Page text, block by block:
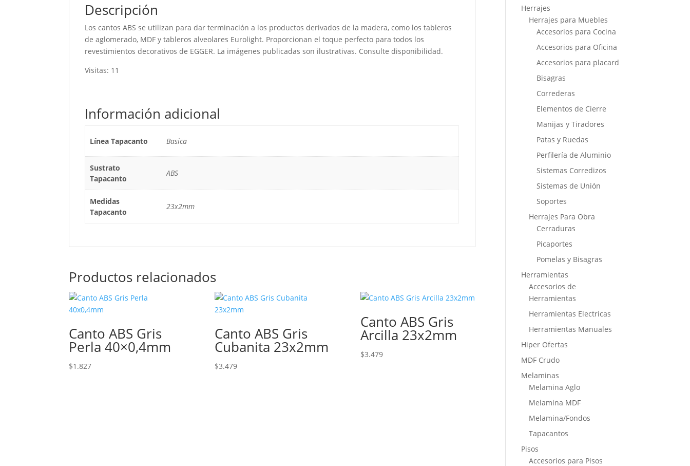
Descripción
Los cantos ABS se utilizan para dar terminación a los productos derivados de la madera, como los tableros
de aglomerado, MDF y tableros alveolares Eurolight. Proporcionan el toque perfecto para todos los
revestimientos decorativos de EGGER. La imágenes publicadas son ilustrativas. Consulte disponibilidad.
Visitas: 11
Información adicional
Línea Tapacanto Basica
Sustrato
Tapacanto
ABS
Medidas
Tapacanto
23x2mm
Productos relacionados
Canto ABS Gris
Perla 40×0,4mm
$1.827
Canto ABS Gris
Cubanita 23x2mm
$3.479
Canto ABS Gris
Arcilla 23x2mm
$3.479
Herrajes
Herrajes para Muebles
Accesorios para Cocina
Accesorios para Oficina
Accesorios para placard
Bisagras
Correderas
Elementos de Cierre
Manijas y Tiradores
Patas y Ruedas
Perfilería de Aluminio
Sistemas Corredizos
Sistemas de Unión
Soportes
Herrajes Para Obra
Cerraduras
Picaportes
Pomelas y Bisagras
Herramientas
Accesorios de
Herramientas
Herramientas Electricas
Herramientas Manuales
Hiper Ofertas
MDF Crudo
Melaminas
Melamina Aglo
Melamina MDF
Melamina/Fondos
Tapacantos
Pisos
Accesorios para Pisos